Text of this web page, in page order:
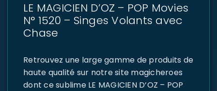
LE MAGICIEN D’OZ – POP Movies
N° 1520 – Singes Volants avec
Chase
Retrouvez une large gamme de produits de
haute qualité sur notre site magicheroes
dont ce sublime LE MAGICIEN D’OZ – POP